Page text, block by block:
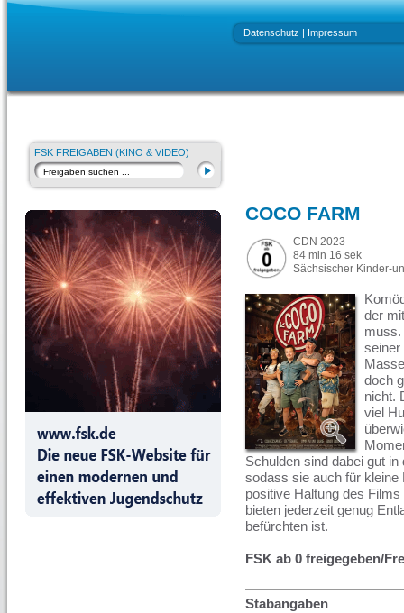
Datenschutz | Impressum
FSK FREIGABEN (KINO & VIDEO)
COCO FARM
CDN 2023
84 min 16 sek
Sächsischer Kinder-
der
muss.
seiner
doch
nicht.
viel
Schulden sind dabei gut
sodass sie auch für kleine
positive Haltung des
bieten jederzeit genug
befürchten ist.
FSK ab 0 freigegeben/
Stabangaben